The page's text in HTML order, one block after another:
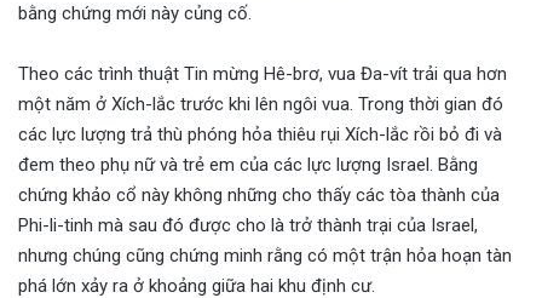
bằng chứng mới này củng cố.
Theo các trình thuật Tin mừng Hê-brơ, vua Đa-vít trải qua hơn
một năm ở Xích-lắc trước khi lên ngôi vua. Trong thời gian đó
các lực lượng trả thù phóng hỏa thiêu rụi Xích-lắc rồi bỏ đi và
đem theo phụ nữ và trẻ em của các lực lượng Israel. Bằng
chứng khảo cổ này không những cho thấy các tòa thành của
Phi-li-tinh mà sau đó được cho là trở thành trại của Israel,
nhưng chúng cũng chứng minh rằng có một trận hỏa hoạn tàn
phá lớn xảy ra ở khoảng giữa hai khu định cư.